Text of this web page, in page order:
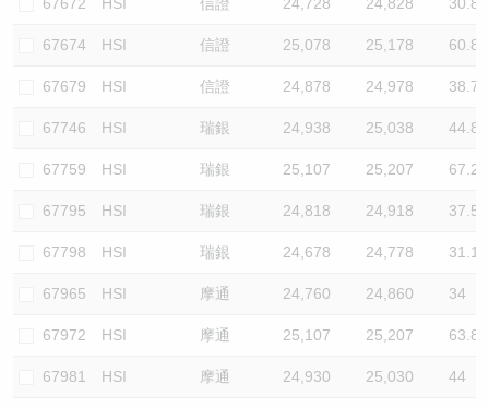
67674 HSI 信證 25,078 25,178 60.8
67679 HSI 信證 24,878 24,978 38.7
67746 HSI 瑞銀 24,938 25,038 44.8
67759 HSI 瑞銀 25,107 25,207 67.2
67795 HSI 瑞銀 24,818 24,918 37.5
67798 HSI 瑞銀 24,678 24,778 31.1
67965 HSI 摩通 24,760 24,860 34
67972 HSI 摩通 25,107 25,207 63.8
67981 HSI 摩通 24,930 25,030 44